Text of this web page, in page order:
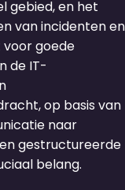
gebied, en het
van incidenten en
voor goede
de IT-
op basis van
naar
gestructureerde
belang.